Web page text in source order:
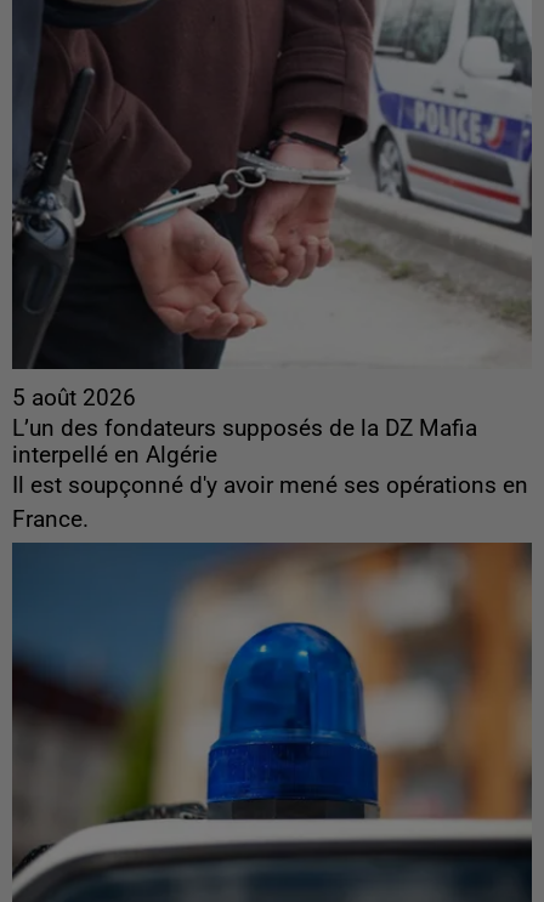
5 août 2026
L’un des fondateurs supposés de la DZ Mafia
interpellé en Algérie
Il est soupçonné d'y avoir mené ses opérations en
France.